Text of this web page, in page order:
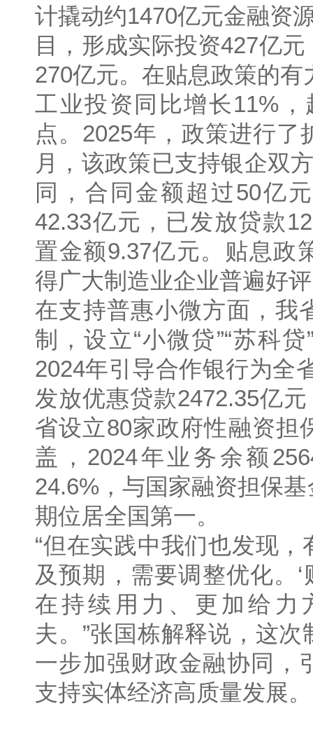
计撬动约1470亿元金融资
目，形成实际投资427亿
270亿元。在贴息政策的
工业投资同比增长11%
点。2025年，政策进行了
月，该政策已支持银企双
同，合同金额超过50亿
42.33亿元，已发放贷款
置金额9.37亿元。贴息政
得广大制造业企业普遍好
在支持普惠小微方面，我
制，设立“小微贷”“苏科
2024年引导合作银行为全
发放优惠贷款2472.35亿
省设立80家政府性融资担
盖，2024年业务余额
24.6%，与国家融资担保
期位居全国第一。
“但在实践中我们也发现
及预期，需要调整优化。
在持续用力、更加给力
夫。”张国栋解释说，这
一步加强财政金融协同，
支持实体经济高质量发展。